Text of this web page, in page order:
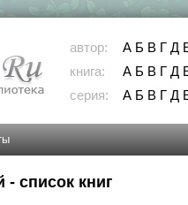
автор: А Б В Г Д
книга:
А Б В Г Д
серия:
А Б В Г Д
список книг